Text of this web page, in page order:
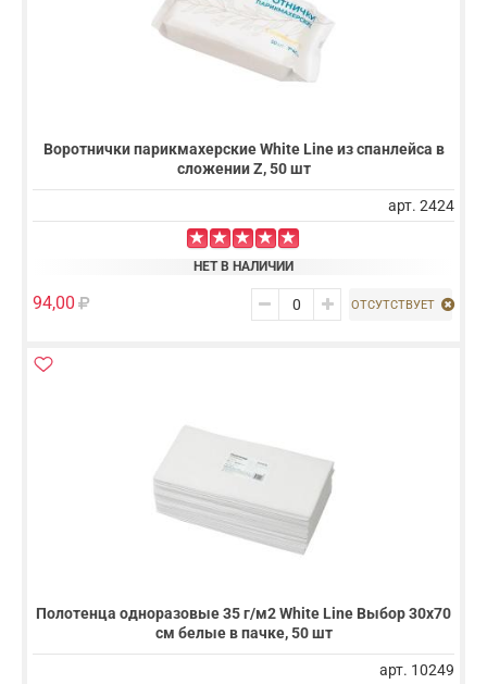
Воротнички парикмахерские White Line из спанлейса в
сложении Z, 50 шт
арт. 2424
НЕТ В НАЛИЧИИ
94,00 ОТСУТСТВУЕТ
Полотенца одноразовые 35 г/м2 White Line Выбор 30х70
см белые в пачке, 50 шт
арт. 10249